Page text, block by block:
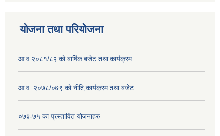
योजना तथा परियोजना
आ.व.२०८१/८२ को बार्षिक बजेट तथा कार्यक्रम
आ.व. २०७८/०७९ को नीति,कार्यक्रम तथा बजेट
०७४-७५ का प्रस्तावित योजनाहरु